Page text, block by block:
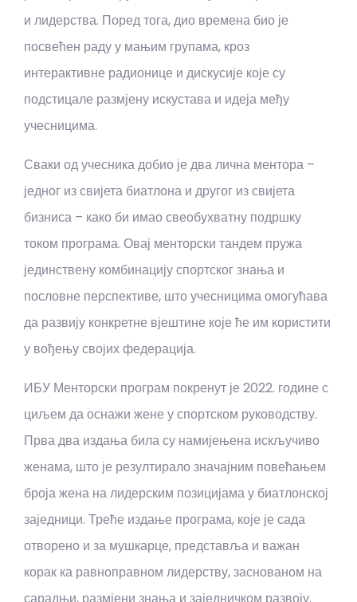
и лидерства. Поред тога, дио времена био је
посвећен раду у мањим групама, кроз
интерактивне радионице и дискусије које су
подстицале размјену искустава и идеја међу
учесницима.
Сваки од учесника добио је два лична ментора –
једног из свијета биатлона и другог из свијета
бизниса – како би имао свеобухватну подршку
током програма. Овај менторски тандем пружа
јединствену комбинацију спортског знања и
пословне перспективе, што учесницима омогућава
да развију конкретне вјештине које ће им користити
у вођењу својих федерација.
ИБУ Менторски програм покренут је 2022. године с
циљем да оснажи жене у спортском руководству.
Прва два издања била су намијењена искључиво
женама, што је резултирало значајним повећањем
броја жена на лидерским позицијама у биатлонској
заједници. Треће издање програма, које је сада
отворено и за мушкарце, представља и важан
корак ка равноправном лидерству, заснованом на